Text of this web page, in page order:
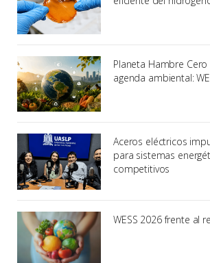
Planeta Hambre
agenda ambiental:
Aceros eléctricos
para sistemas
competitivos
WESS 2026 frente al